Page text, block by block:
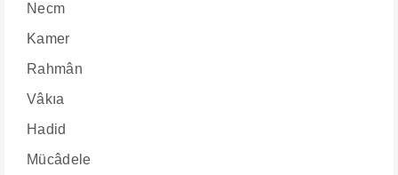
Necm
Kamer
Rahmân
Vâkıa
Hadid
Mücâdele